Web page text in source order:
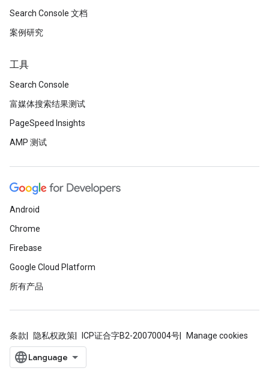
Search Console 文档
案例研究
工具
Search Console
富媒体搜索结果测试
PageSpeed Insights
AMP 测试
Android
Chrome
Firebase
Google Cloud Platform
所有产品
条款 隐私权政策 ICP证合字B2-20070004号 Manage cookies